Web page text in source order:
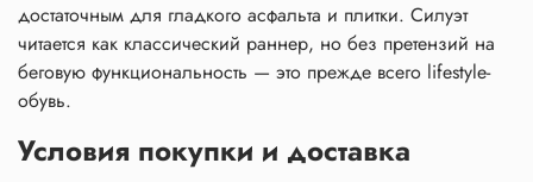
достаточным для гладкого асфальта и плитки. Силуэт
читается как классический раннер, но без претензий на
беговую функциональность — это прежде всего lifestyle-
обувь.
Условия покупки и доставка